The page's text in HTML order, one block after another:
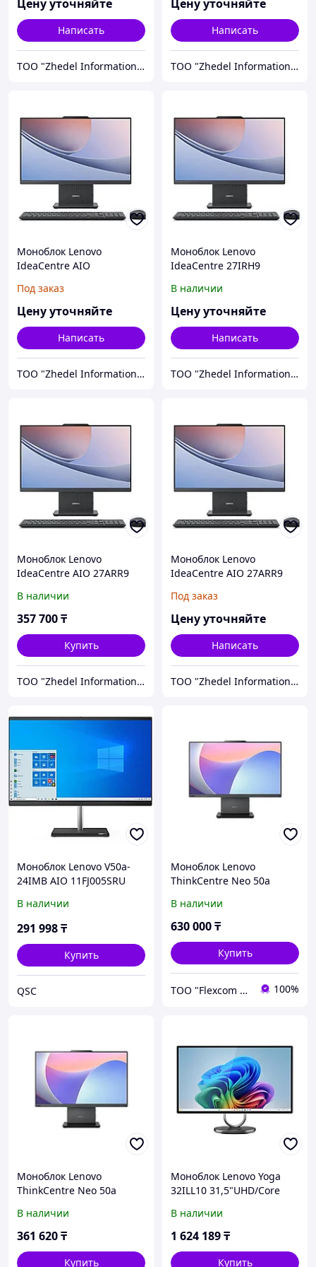
Цену уточняйте
Написать
ТОО "Zhedel Information Systems"
Цену уточняйте
Написать
ТОО "Zhedel Information Systems"
Моноблок Lenovo
IdeaCentre AIO
Под заказ
Цену уточняйте
Написать
ТОО "Zhedel Information Systems"
Моноблок Lenovo
IdeaCentre 27IRH9
В наличии
Цену уточняйте
Написать
ТОО "Zhedel Information Systems"
Моноблок Lenovo
IdeaCentre AIO 27ARR9
В наличии
357 700₸
Купить
ТОО "Zhedel Information Systems"
Моноблок Lenovo
IdeaCentre AIO 27ARR9
Под заказ
Цену уточняйте
Написать
ТОО "Zhedel Information Systems"
Моноблок Lenovo V50a-
24IMB AIO 11FJ005SRU
256SSD
В наличии
291 998₸
Купить
QSC
Моноблок Lenovo
ThinkCentre Neo 50a
13620H/16gb/512gb/Win1
1 Pro (12SD0013RU)
В наличии
630 000₸
Купить
ТОО "Flexcom LTD" 100%
Моноблок Lenovo
ThinkCentre Neo 50a
1315u/8gb/512gb/Dos
(12SC000JRU)
В наличии
361 620₸
Купить
Моноблок Lenovo Yoga
32ILL10 31,5"UHD/Core
RTX4050
6gb/Win11(F0HX001FRU)
В наличии
1 624 189₸
Купить